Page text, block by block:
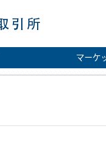
マーケ